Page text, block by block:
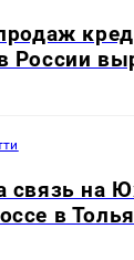
России
связь на
в